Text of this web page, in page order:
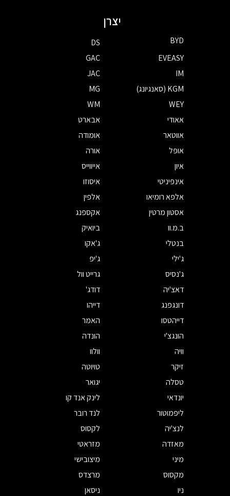
יצרן
BYD
DS
EVEASY
GAC
IM
JAC
KGM (סאנגיונג)
MG
WEY
WM
אאודי
אבארט
אווטאר
אומודה
אופל
אורה
איון
אייווייס
אינפיניטי
איסוזו
אלפא רומיאו
אלפין
אסטון מרטין
אקספנג
ב.מ.וו
ביואיק
בנטלי
ג'אקו
ג'ילי
ג'יפ
ג'נסיס
גרייט וול
דאצ'יה
דודג'
דונגפנג
דייהו
דייהטסו
האמר
הונגצ'י
הונדה
וויה
וולוו
זיקר
טויוטה
טסלה
יגואר
יונדאי
לינק אנד קו
ליפמוטור
לנד רובר
לנצ'יה
לקסוס
מאזדה
מזראטי
מיני
מיצובישי
מקסוס
מרצדס
ניו
ניסאן